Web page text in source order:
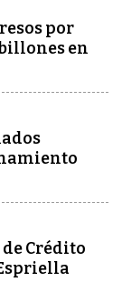
por
en
Crédito